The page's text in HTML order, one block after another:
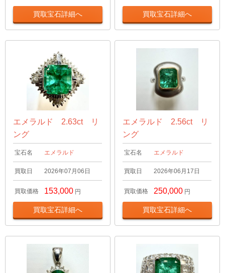
買取宝石詳細へ 買取宝石詳細へ
エメラルド 2.63ct リ
ング
宝石名 エメラルド
買取日 2026年07月06日
買取価格 153,000 円
買取宝石詳細へ
エメラルド 2.56ct リ
ング
宝石名 エメラルド
買取日 2026年06月17日
買取価格 250,000 円
買取宝石詳細へ